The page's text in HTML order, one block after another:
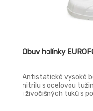
Obuv holínky
Antistatické vysoké
nitrilu s ocelovou
i živočišných tuků s